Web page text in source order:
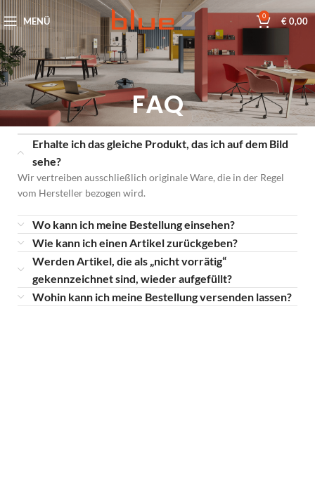
MENÜ 0 €0,00
FAQ
Erhalte ich das gleiche Produkt, das ich auf dem Bild
sehe?
Wir vertreiben ausschließlich originale Ware, die in der Regel
vom Hersteller bezogen wird.
Wo kann ich meine Bestellung einsehen?
Wie kann ich einen Artikel zurückgeben?
Werden Artikel, die als „nicht vorrätig“
gekennzeichnet sind, wieder aufgefüllt?
Wohin kann ich meine Bestellung versenden lassen?